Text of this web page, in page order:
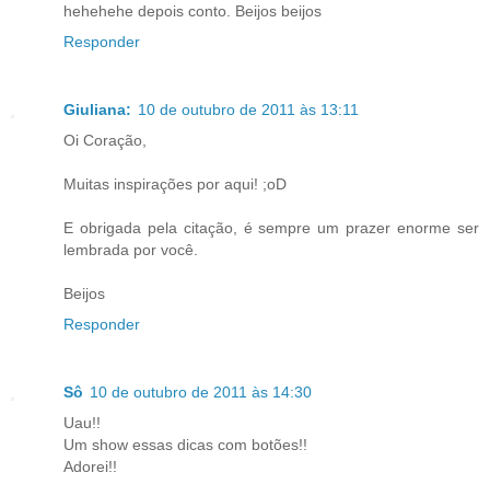
hehehehe depois conto. Beijos beijos
Responder
Giuliana: 10 de outubro de 2011 às 13:11
Oi Coração,
Muitas inspirações por aqui! ;oD
E obrigada pela citação, é sempre um prazer enorme ser
lembrada por você.
Beijos
Responder
Sô 10 de outubro de 2011 às 14:30
Uau!!
Um show essas dicas com botões!!
Adorei!!